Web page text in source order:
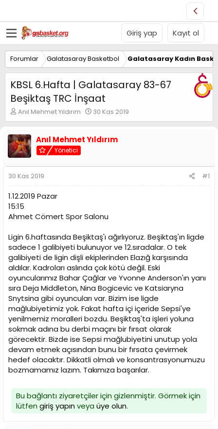
Giriş yap Kayıt ol
Forumlar Galatasaray Basketbol Galatasaray Kadın
KBSL 6.Hafta | Galatasaray 83-67
Beşiktaş TRC İnşaat
K
o
u
y
u
B
a
ş
a
t
a
Anıl Mehmet Yıldırım
B
a
l
g
i
i
30 Kas 2019
Anıl Mehmet Yıldırım
Yönetici
30 Kas 2019 #1
1.12.2019 Pazar
15:15
Ahmet Cömert Spor Salonu
Ligin 6.haftasında Beşiktaş'ı ağırlıyoruz. Beşiktaş'ın ligde
sadece 1 galibiyeti bulunuyor ve 12.sıradalar. O tek
galibiyeti de ligin dişli ekiplerinden Elazığ karşısında
aldılar. Kadroları aslında çok kötü değil. Eski
oyuncularımız Bahar Çağlar ve Yvonne Anderson'ın yanı
sıra Deja Middleton, Nina Bogicevic ve Katsiaryna
Snytsina gibi oyuncuları var. Bizim ise ligde
mağlubiyetimiz yok. Fakat hafta içi içeride Sepsi'ye
yenilmemiz moralleri bozdu. Beşiktaş'ta işleri yoluna
sokmak adına bu derbi maçını bir fırsat olarak
görecektir. Bizde ise Sepsi mağlubiyetini unutup yola
devam etmek açısından bunu bir fırsata çevirmek
hedef olacaktır. Dikkatli olmalı ve konsantrasyonumuzu
bozmamamız lazım. Takımıza başarılar.
Bu bağlantı ziyaretçiler için gizlenmiştir. Görmek için
lütfen giriş yapınveya üye olun.